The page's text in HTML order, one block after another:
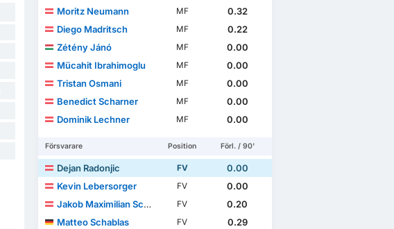
Moritz Neumann
MF
0.32
Diego Madritsch
MF
0.22
Zétény Jánó
MF
0.00
Mücahit Ibrahimoglu
MF
0.00
Tristan Osmani
MF
0.00
Benedict Scharner
MF
0.00
Dominik Lechner
MF 0.00
Försvarare Position Förl. / 90'
Dejan Radonjic FV
0.00
Kevin Lebersorger
FV
0.00
Jakob Maximilian Schöller
FV
0.20
Matteo Schablas
FV
0.29